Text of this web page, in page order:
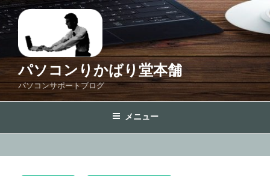
コ
ン
テ
ス
プ
パソコンりかばり堂本舗
パソコンサポートブログ
メニュー